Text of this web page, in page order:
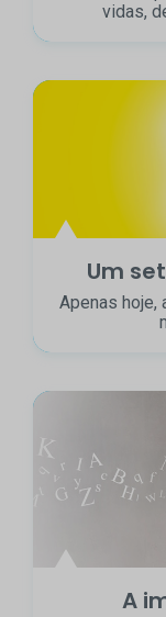
vidas,
Um
Apenas hoje,
A